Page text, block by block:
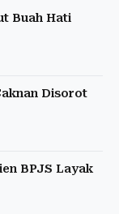
Buah Hati
Disorot
BPJS Layak